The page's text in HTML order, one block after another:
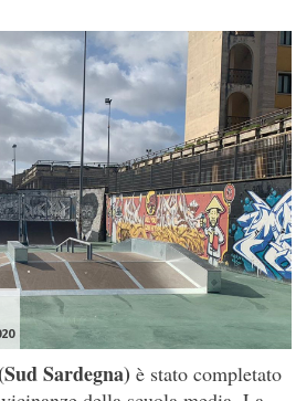
Sardegna) è stato completato